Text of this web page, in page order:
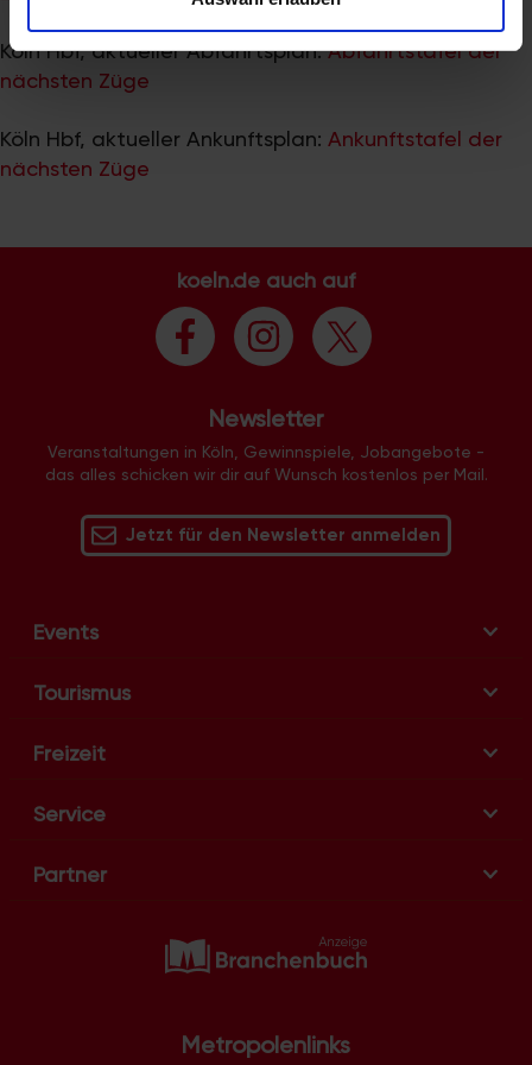
analysieren. Außerdem geben wir Informationen zu Ihrer
Verwendung unserer Website an unsere Partner für
soziale Medien, Werbung und Analysen weiter. Unsere
weiteren Daten zusammen, die Sie ihnen bereitgestellt
haben oder die sie im Rahmen Ihrer Nutzung der Dienste
Köln Hbf, aktueller Abfahrtsplan:Abfahrtstafel der
nächsten Züge
Köln Hbf, aktueller Ankunftsplan: Ankunftstafel der
nächsten Züge
koeln.de auch auf
Newsletter
Veranstaltungen in Köln, Gewinnspiele, Jobangebote -
das alles schicken wir dir auf Wunsch kostenlos per Mail.
Jetzt für den Newsletter anmelden
Events
Tourismus
Freizeit
Service
Partner
Metropolenlinks